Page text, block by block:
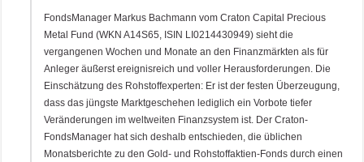
FondsManager Markus Bachmann vom Craton Capital Precious
Metal Fund (WKN A14S65, ISIN LI0214430949) sieht die
vergangenen Wochen und Monate an den Finanzmärkten als für
Anleger äußerst ereignisreich und voller Herausforderungen. Die
Einschätzung des Rohstoffexperten: Er ist der festen Überzeugung,
dass das jüngste Marktgeschehen lediglich ein Vorbote tiefer
Veränderungen im weltweiten Finanzsystem ist. Der Craton-
FondsManager hat sich deshalb entschieden, die üblichen
Monatsberichte zu den Gold- und Rohstoffaktien-Fonds durch einen